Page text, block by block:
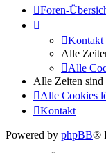
Foren-
Kontakt
Alle
Alle
Alle Zeiten sind
Alle Cookies
Kontakt
Powered by phpBB®